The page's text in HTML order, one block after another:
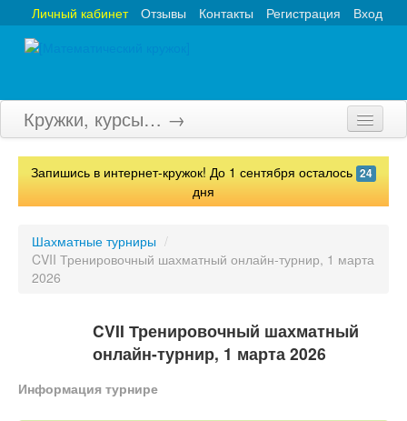
Вход
Регистрация
Контакты
Отзывы
Личный кабинет
Кружки, курсы… →
Главная
Олимпиады
Конкурсы
Запишись в интернет-кружок! До 1 сентября осталось 24
дня
Шахматные турниры /
CVII Тренировочный шахматный онлайн-турнир, 1 марта
2026
CVII Тренировочный шахматный
онлайн-турнир, 1 марта 2026
Информация турнире